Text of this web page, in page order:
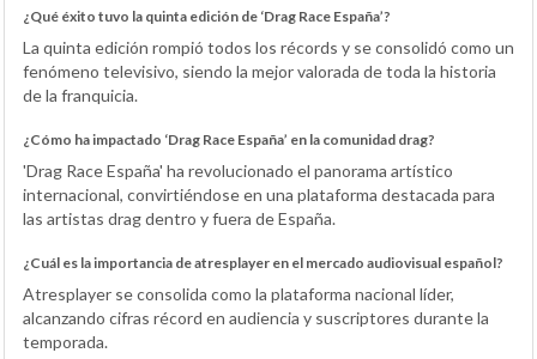
¿Qué éxito tuvo la quinta edición de ‘Drag Race España’?
La quinta edición rompió todos los récords y se consolidó como un
fenómeno televisivo, siendo la mejor valorada de toda la historia
de la franquicia.
¿Cómo ha impactado ‘Drag Race España’ en la comunidad drag?
'Drag Race España' ha revolucionado el panorama artístico
internacional, convirtiéndose en una plataforma destacada para
las artistas drag dentro y fuera de España.
¿Cuál es la importancia de atresplayer en el mercado audiovisual español?
Atresplayer se consolida como la plataforma nacional líder,
alcanzando cifras récord en audiencia y suscriptores durante la
temporada.